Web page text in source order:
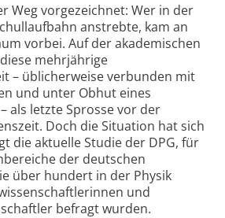
Weg vorgezeichnet: Wer in der
anstrebte, kam an
vorbei. Auf der akademischen
mehrjährige
– üblicherweise verbunden mit
und unter Obhut eines
als letzte Sprosse vor der
Doch die Situation hat sich
die aktuelle Studie der DPG, für
der deutschen
über hundert in der Physik
und
befragt wurden.